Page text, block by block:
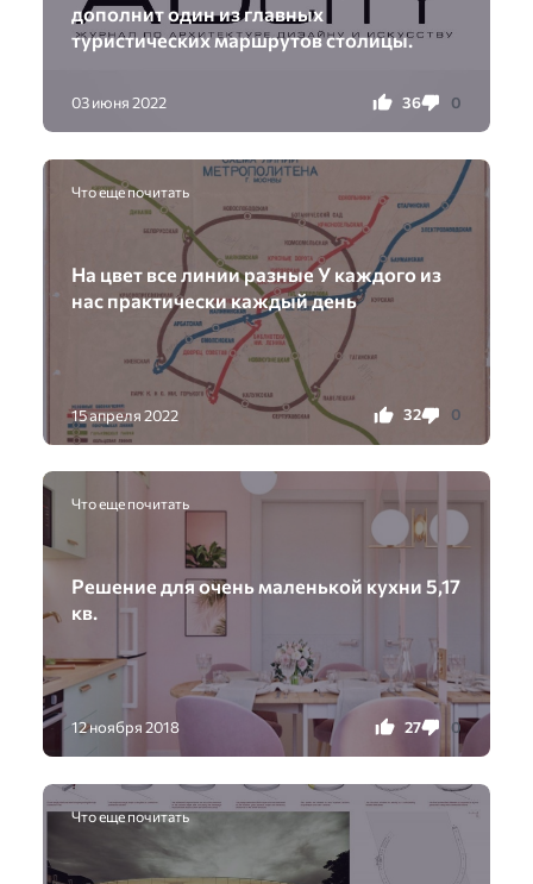
дополнит один из главных
туристических маршрутов столицы.
03 июня 2022 36 0
Что еще почитать
На цвет все линии разные У каждого из
нас практически каждый день
15 апреля 2022 32 0
Что еще почитать
️Решение для очень маленькой кухни 5,17
кв.
12 ноября 2018 27 0
Что еще почитать